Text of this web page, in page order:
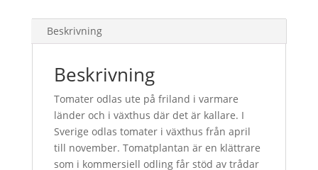
Beskrivning
Beskrivning
Tomater odlas ute på friland i varmare
länder och i växthus där det är kallare. I
Sverige odlas tomater i växthus från april
till november. Tomatplantan är en klättrare
som i kommersiell odling får stöd av trådar